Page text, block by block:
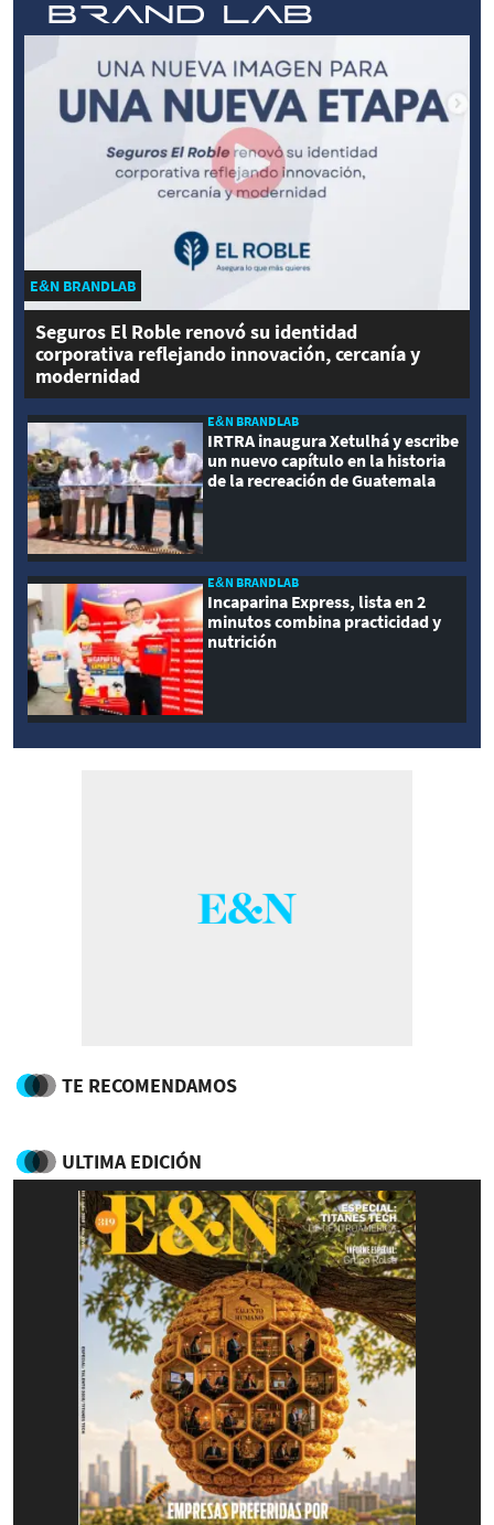
E&N BRANDLAB
Seguros El Roble renovó su identidad
corporativa reflejando innovación, cercanía y
modernidad
E&N BRANDLAB
IRTRA inaugura Xetulhá y escribe
un nuevo capítulo en la historia
de la recreación de Guatemala
E&N BRANDLAB
Incaparina Express, lista en 2
minutos combina practicidad y
nutrición
TE RECOMENDAMOS
ULTIMA EDICIÓN